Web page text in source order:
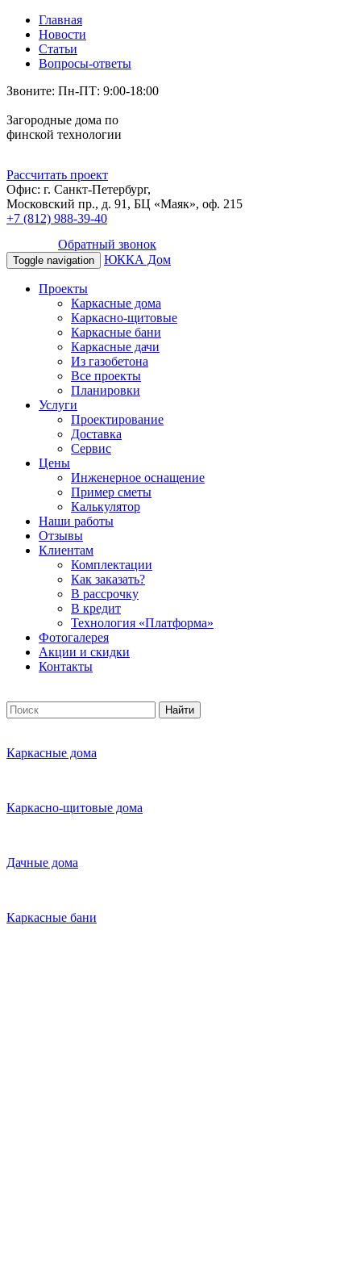
Главная
Новости
Статьи
Вопросы-ответы
Звоните: Пн-ПТ: 9:00-18:00
Загородные дома по
финской технологии
Рассчитать проект
Офис: г. Санкт-Петербург,
Московский пр., д. 91, БЦ «Маяк», оф. 215
+7 (812) 988-39-40
Обратный звонок
Toggle navigation ЮККА Дом
Проекты
Каркасные дома
Каркасно-щитовые
Каркасные бани
Каркасные дачи
Из газобетона
Все проекты
Планировки
Услуги
Проектирование
Доставка
Сервис
Цены
Инженерное оснащение
Пример сметы
Калькулятор
Наши работы
Отзывы
Клиентам
Комплектации
Как заказать?
В рассрочку
В кредит
Технология «Платформа»
Фотогалерея
Акции и скидки
Контакты
Каркасные дома
Каркасно-щитовые дома
Дачные дома
Каркасные бани